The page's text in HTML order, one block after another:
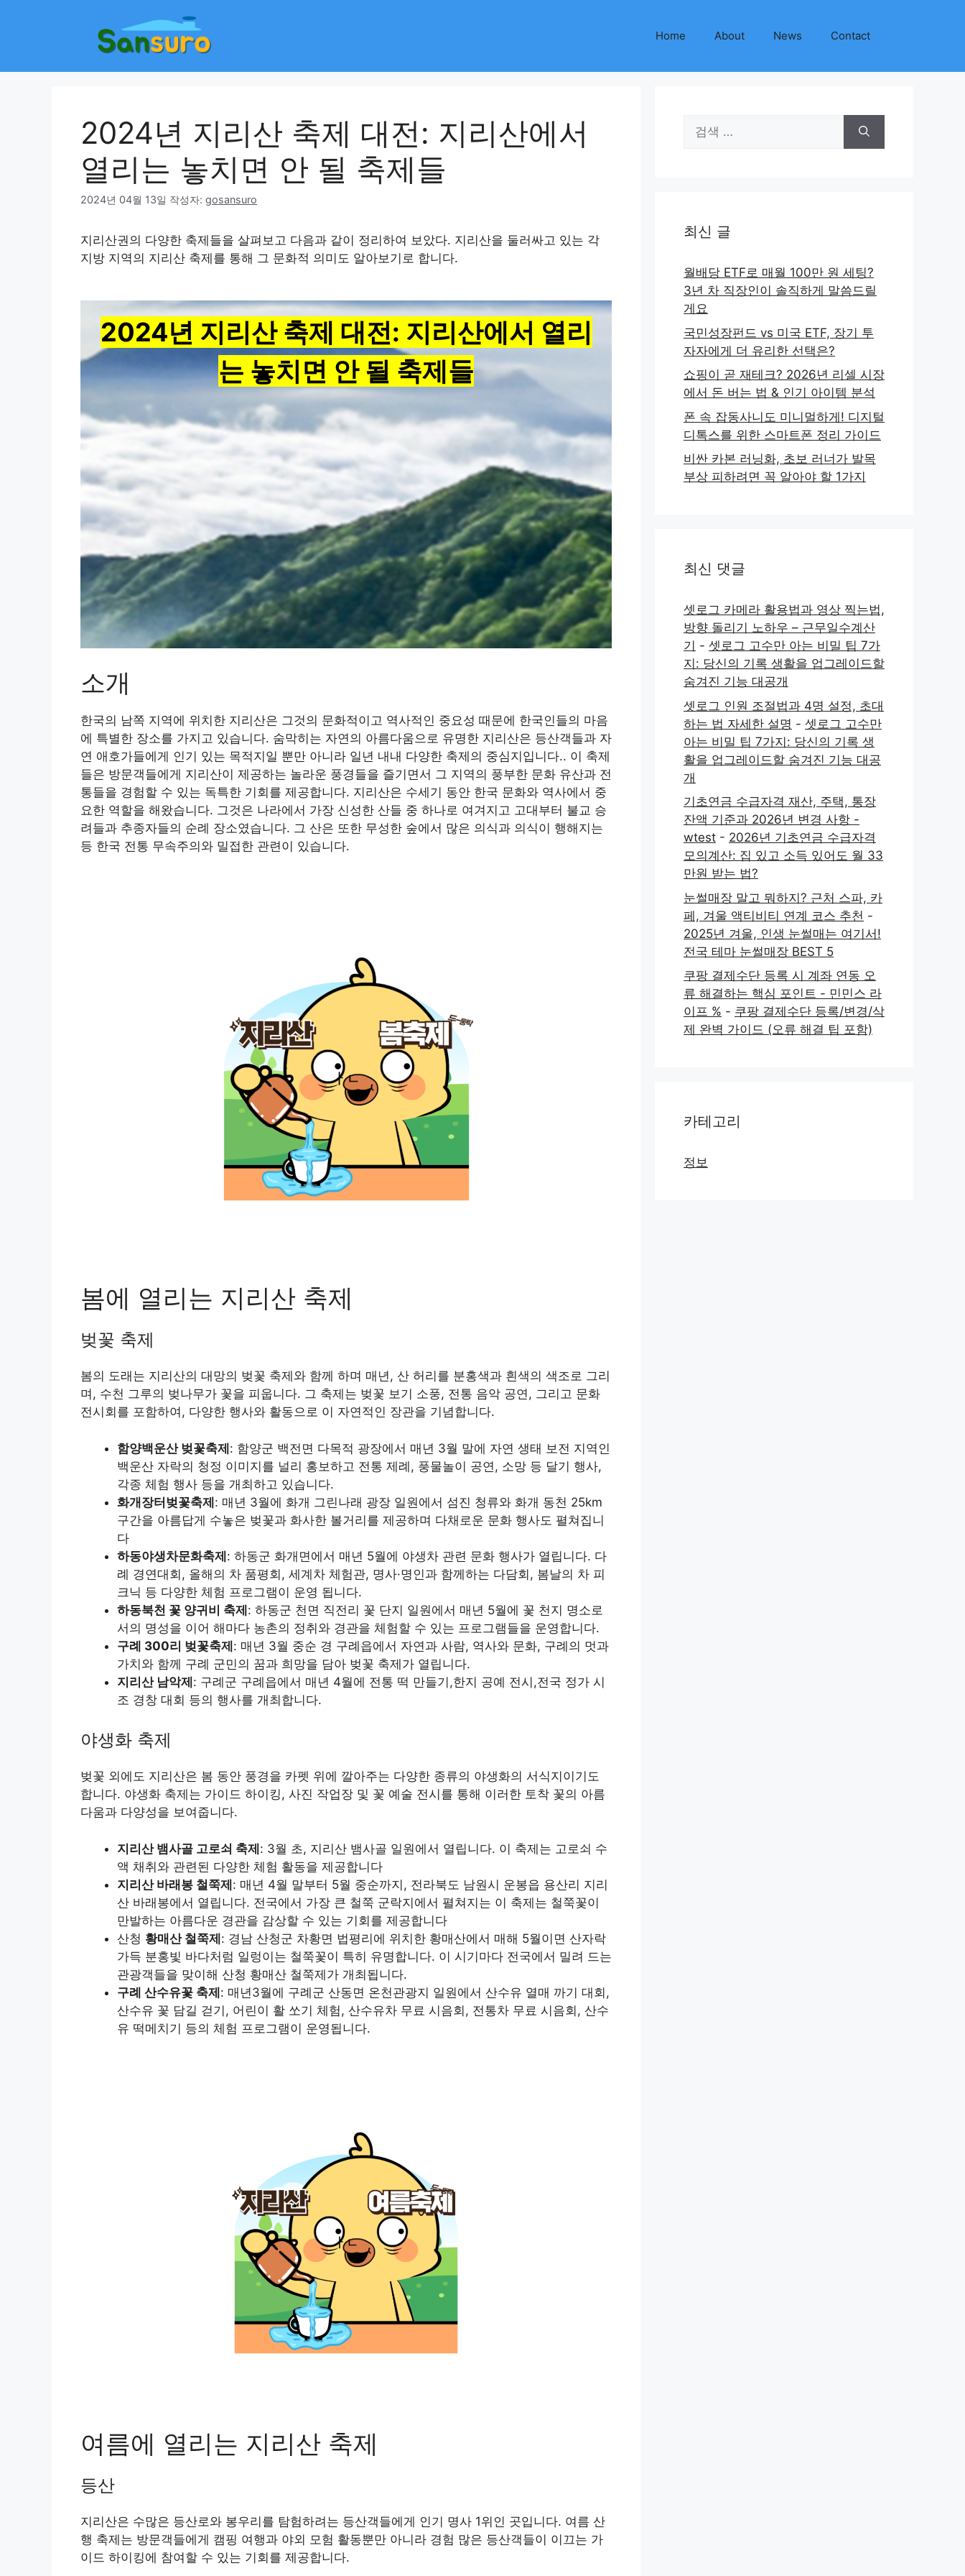
Home About News Contact
2024년 지리산 축제 대전: 지리산에서
열리는 놓치면 안 될 축제들
2024년 04월 13일 작성자: gosansuro
지리산권의 다양한 축제들을 살펴보고 다음과 같이 정리하여 보았다. 지리산을 둘러싸고 있는 각
지방 지역의 지리산 축제를 통해 그 문화적 의미도 알아보기로 합니다.
2024년 지리산 축제 대전: 지리산에서 열리
는 놓치면 안 될 축제들
소개
한국의 남쪽 지역에 위치한 지리산은 그것의 문화적이고 역사적인 중요성 때문에 한국인들의 마음
에 특별한 장소를 가지고 있습니다. 숨막히는 자연의 아름다움으로 유명한 지리산은 등산객들과 자
연 애호가들에게 인기 있는 목적지일 뿐만 아니라 일년 내내 다양한 축제의 중심지입니다.. 이 축제
들은 방문객들에게 지리산이 제공하는 놀라운 풍경들을 즐기면서 그 지역의 풍부한 문화 유산과 전
통들을 경험할 수 있는 독특한 기회를 제공합니다. 지리산은 수세기 동안 한국 문화와 역사에서 중
요한 역할을 해왔습니다. 그것은 나라에서 가장 신성한 산들 중 하나로 여겨지고 고대부터 불교 승
려들과 추종자들의 순례 장소였습니다. 그 산은 또한 무성한 숲에서 많은 의식과 의식이 행해지는
등 한국 전통 무속주의와 밀접한 관련이 있습니다.
봄에 열리는 지리산 축제
벚꽃 축제
봄의 도래는 지리산의 대망의 벚꽃 축제와 함께 하며 매년, 산 허리를 분홍색과 흰색의 색조로 그리
며, 수천 그루의 벚나무가 꽃을 피웁니다. 그 축제는 벚꽃 보기 소풍, 전통 음악 공연, 그리고 문화
전시회를 포함하여, 다양한 행사와 활동으로 이 자연적인 장관을 기념합니다.
함양백운산 벚꽃축제: 함양군 백전면 다목적 광장에서 매년 3월 말에 자연 생태 보전 지역인
백운산 자락의 청정 이미지를 널리 홍보하고 전통 제례, 풍물놀이 공연, 소망 등 달기 행사,
각종 체험 행사 등을 개최하고 있습니다.
화개장터벚꽃축제: 매년 3월에 화개 그린나래 광장 일원에서 섬진 청류와 화개 동천 25km
구간을 아름답게 수놓은 벚꽃과 화사한 볼거리를 제공하며 다채로운 문화 행사도 펼쳐집니
다
하동야생차문화축제: 하동군 화개면에서 매년 5월에 야생차 관련 문화 행사가 열립니다. 다
례 경연대회, 올해의 차 품평회, 세계차 체험관, 명사·명인과 함께하는 다담회, 봄날의 차 피
크닉 등 다양한 체험 프로그램이 운영 됩니다.
하동북천 꽃 양귀비 축제: 하동군 천면 직전리 꽃 단지 일원에서 매년 5월에 꽃 천지 명소로
서의 명성을 이어 해마다 농촌의 정취와 경관을 체험할 수 있는 프로그램들을 운영합니다.
구례 300리 벚꽃축제: 매년 3월 중순 경 구례읍에서 자연과 사람, 역사와 문화, 구례의 멋과
가치와 함께 구례 군민의 꿈과 희망을 담아 벚꽃 축제가 열립니다.
지리산 남악제: 구례군 구례읍에서 매년 4월에 전통 떡 만들기,한지 공예 전시,전국 정가 시
조 경창 대회 등의 행사를 개최합니다.
야생화 축제
벚꽃 외에도 지리산은 봄 동안 풍경을 카펫 위에 깔아주는 다양한 종류의 야생화의 서식지이기도
합니다. 야생화 축제는 가이드 하이킹, 사진 작업장 및 꽃 예술 전시를 통해 이러한 토착 꽃의 아름
다움과 다양성을 보여줍니다.
지리산 뱀사골 고로쇠 축제: 3월 초, 지리산 뱀사골 일원에서 열립니다. 이 축제는 고로쇠 수
액 채취와 관련된 다양한 체험 활동을 제공합니다
지리산 바래봉 철쭉제: 매년 4월 말부터 5월 중순까지, 전라북도 남원시 운봉읍 용산리 지리
산 바래봉에서 열립니다. 전국에서 가장 큰 철쭉 군락지에서 펼쳐지는 이 축제는 철쭉꽃이
만발하는 아름다운 경관을 감상할 수 있는 기회를 제공합니다
산청 황매산 철쭉제: 경남 산청군 차황면 법평리에 위치한 황매산에서 매해 5월이면 산자락
가득 분홍빛 바다처럼 일렁이는 철쭉꽃이 특히 유명합니다. 이 시기마다 전국에서 밀려 드는
관광객들을 맞이해 산청 황매산 철쭉제가 개최됩니다.
구례 산수유꽃 축제: 매년3월에 구례군 산동면 온천관광지 일원에서 산수유 열매 까기 대회,
산수유 꽃 담길 걷기, 어린이 활 쏘기 체험, 산수유차 무료 시음회, 전통차 무료 시음회, 산수
유 떡메치기 등의 체험 프로그램이 운영됩니다.
여름에 열리는 지리산 축제
등산
지리산은 수많은 등산로와 봉우리를 탐험하려는 등산객들에게 인기 명사 1위인 곳입니다. 여름 산
행 축제는 방문객들에게 캠핑 여행과 야외 모험 활동뿐만 아니라 경험 많은 등산객들이 이끄는 가
이드 하이킹에 참여할 수 있는 기회를 제공합니다.
색:
최신 글
월배당 ETF로 매월 100만 원 세팅?
3년 차 직장인이 솔직하게 말씀드릴
게요
국민성장펀드 vs 미국 ETF, 장기 투
자자에게 더 유리한 선택은?
쇼핑이 곧 재테크? 2026년 리셀 시장
에서 돈 버는 법 & 인기 아이템 분석
폰 속 잡동사니도 미니멀하게! 디지털
디톡스를 위한 스마트폰 정리 가이드
비싼 카본 러닝화, 초보 러너가 발목
부상 피하려면 꼭 알아야 할 1가지
최신 댓글
셋로그 카메라 활용법과 영상 찍는법,
방향 돌리기 노하우 – 근무일수계산
기 - 셋로그 고수만 아는 비밀 팁 7가
지: 당신의 기록 생활을 업그레이드할
숨겨진 기능 대공개
셋로그 인원 조절법과 4명 설정, 초대
하는 법 자세한 설명 - 셋로그 고수만
아는 비밀 팁 7가지: 당신의 기록 생
활을 업그레이드할 숨겨진 기능 대공
개
기초연금 수급자격 재산, 주택, 통장
잔액 기준과 2026년 변경 사항 -
wtest - 2026년 기초연금 수급자격
모의계산: 집 있고 소득 있어도 월 33
만원 받는 법?
눈썰매장 말고 뭐하지? 근처 스파, 카
페, 겨울 액티비티 연계 코스 추천 -
2025년 겨울, 인생 눈썰매는 여기서!
전국 테마 눈썰매장 BEST 5
쿠팡 결제수단 등록 시 계좌 연동 오
류 해결하는 핵심 포인트 - 민민스 라
이프 % - 쿠팡 결제수단 등록/변경/삭
제 완벽 가이드 (오류 해결 팁 포함)
카테고리
정보